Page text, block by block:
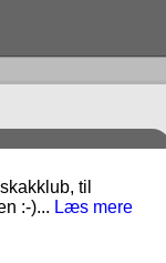
til
:-)... Læs mere